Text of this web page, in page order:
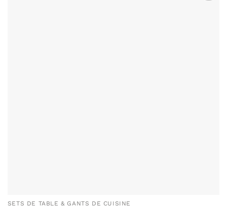
SETS DE TABLE & GANTS DE CUISINE